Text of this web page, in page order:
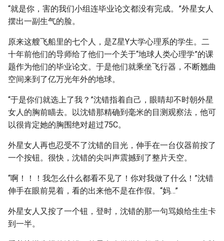
“就是你，害的我们小组连毕业论文都没有完成。”外星女人
摆出一副生气的脸。
原来这艘飞船里的七个人，是Z星Y大学心理系的学生。二
十年前他们的导师给了他们一个关于“地球人类心理学”的课
题作为他们的毕业论文。于是他们就乘坐飞行器，不断翘曲
空间来到了亿万光年外的地球。
“于是你们就选上了我？”沈错指着自己，眼睛却不时朝外星
女人的胸前瞄去。以沈错那精确到毫米的目测观察法，他可
以很肯定她的胸围绝对超过75C。
外星女人再也忍受不了沈错的目光，伸手在一台仪器前按了
一个按钮。很快，沈错的尖叫声震撼到了整片天空。
“啊！！！我怎么什么都看不见了！你对我做了什么！”沈错
伸手在眼前晃着，看的出来他不是在作假。“妈…”
外星女人又按了一个钮，登时，沈错的那一句骂娘给生生卡
到一半。